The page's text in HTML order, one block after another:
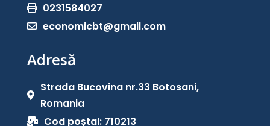
 0231584027
 economicbt@gmail.com
Adresă

Strada Bucovina nr.33 Botosani,
Romania
 Cod poștal: 710213